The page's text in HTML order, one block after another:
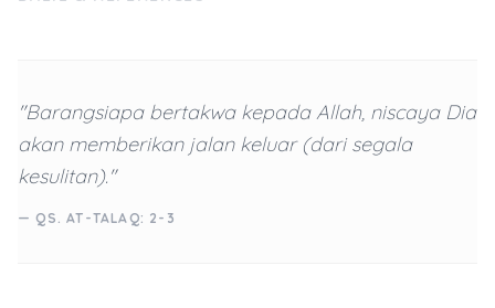
"Barangsiapa bertakwa kepada Allah, niscaya Dia
akan memberikan jalan keluar (dari segala
kesulitan)."
— QS. AT-TALAQ: 2-3